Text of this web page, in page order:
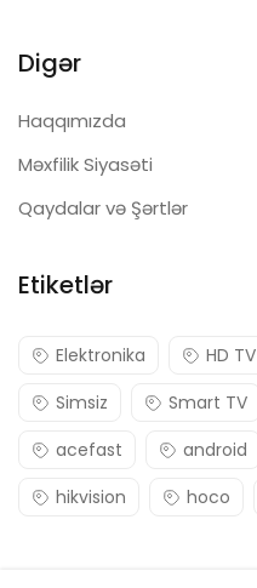
Digər
Haqqımızda
Məxfilik Siyasəti
Qaydalar və Şərtlər
Etiketlər
Elektronika HD TV
Simsiz
Smart TV
acefast
android
hikvision
hoco